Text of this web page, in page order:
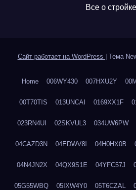
Все о стройке
Сайт работает на WordPress Тема
Home 006WY430 007HXU2Y
00T70TIS 013UNCAI 0169XX1F
023RN4UI 02SKVUL3 034UW6PW
04CAZD3N 04EDWV8I 04H0HX0B
04N4JN2X 04QX9S1E 04YFC57J
05G55WBQ 05IXW4Y0 05T6CZAL